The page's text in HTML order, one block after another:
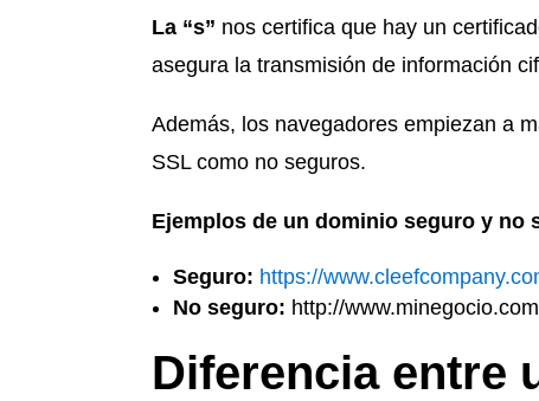
La “s” nos certifica que hay un
asegura la transmisión de información
Además, los navegadores empiezan a
SSL como no seguros.
Ejemplos de un dominio seguro y no
Seguro: https://
No seguro: http://www.minegocio.com
Diferencia entre